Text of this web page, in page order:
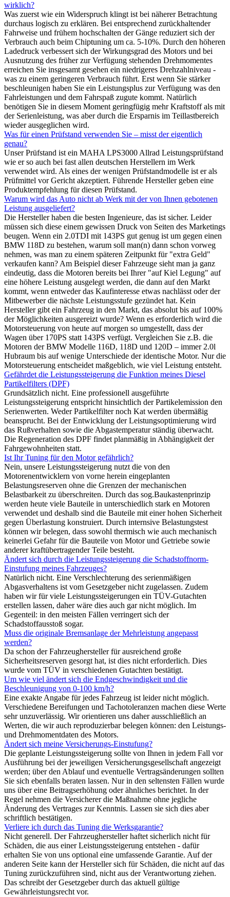
wirklich?
Was zuerst wie ein Widerspruch klingt ist bei näherer Betrachtung
durchaus logisch zu erklären. Bei entsprechend zurückhaltender
Fahrweise und frühem hochschalten der Gänge reduziert sich der
Verbrauch auch beim Chiptuning um ca. 5-10%. Durch den höheren
Ladedruck verbessert sich der Wirkungsgrad des Motors und bei
Ausnutzung des früher zur Verfügung stehenden Drehmomentes
erreichen Sie insgesamt gesehen ein niedrigeres Drehzahlniveau -
was zu einem geringeren Verbrauch führt. Erst wenn Sie stärker
beschleunigen haben Sie ein Leistungsplus zur Verfügung was den
Fahrleistungen und dem Fahrspaß zugute kommt. Natürlich
benötigen Sie in diesem Moment geringfügig mehr Kraftstoff als mit
der Serienleistung, was aber durch die Ersparnis im Teillastbereich
wieder ausgeglichen wird.
Was für einen Prüfstand verwenden Sie – misst der eigentlich
genau?
Unser Prüfstand ist ein MAHA LPS3000 Allrad Leistungsprüfstand
wie er so auch bei fast allen deutschen Herstellern im Werk
verwendet wird. Als eines der wenigen Prüfstandmodelle ist er als
Prüfmittel vor Gericht akzeptiert. Führende Hersteller geben eine
Produktempfehlung für diesen Prüfstand.
Warum wird das Auto nicht ab Werk mit der von Ihnen gebotenen
Leistung ausgeliefert?
Die Hersteller haben die besten Ingenieure, das ist sicher. Leider
müssen sich diese einem gewissen Druck von Seiten des Marketings
beugen. Wenn ein 2.0TDI mit 143PS gut genug ist um gegen einen
BMW 118D zu bestehen, warum soll man(n) dann schon vorweg
nehmen, was man zu einem späteren Zeitpunkt für "extra Geld"
verkaufen kann? Am Beispiel dieser Fahrzeuge sieht man ja ganz
eindeutig, dass die Motoren bereits bei Ihrer "auf Kiel Legung" auf
eine höhere Leistung ausgelegt werden, die dann auf den Markt
kommt, wenn entweder das Kaufinteresse etwas nachlässt oder der
Mitbewerber die nächste Leistungsstufe gezündet hat. Kein
Hersteller gibt ein Fahrzeug in den Markt, das absolut bis auf 100%
der Möglichkeiten ausgereizt wurde? Wenn es erforderlich wird die
Motorsteuerung von heute auf morgen so umgestellt, dass der
Wagen über 170PS statt 143PS verfügt. Vergleichen Sie z.B. die
Motoren der BMW Modelle 116D, 118D und 120D – immer 2.0l
Hubraum bis auf wenige Unterschiede der identische Motor. Nur die
Motorsteuerung entscheidet maßgeblich, wie viel Leistung entsteht.
Gefährdet die Leistungssteigerung die Funktion meines Diesel
Partikelfilters (DPF)
Grundsätzlich nicht. Eine professionell ausgeführte
Leistungssteigerung entspricht hinsichtlich der Partikelemission den
Serienwerten. Weder Partikelfilter noch Kat werden übermäßig
beansprucht. Bei der Entwicklung der Leistungsoptimierung wird
das Rußverhalten sowie die Abgastemperatur ständig überwacht.
Die Regeneration des DPF findet planmäßig in Abhängigkeit der
Fahrgewohnheiten statt.
Ist Ihr Tuning für den Motor gefährlich?
Nein, unsere Leistungssteigerung nutzt die von den
Motorenentwicklern von vorne herein eingeplanten
Belastungsreserven ohne die Grenzen der mechanischen
Belastbarkeit zu überschreiten. Durch das sog.Baukastenprinzip
werden heute viele Bauteile in unterschiedlich stark en Motoren
verwendet und deshalb sind die Bauteile mit einer hohen Sicherheit
gegen Überlastung konstruiert. Durch internsive Belastungstest
können wir belegen, dass sowohl thermisch wie auch mechanisch
keinerlei Gefahr für die Bauteile von Motor und Getriebe sowie
anderer kraftübertragender Teile besteht.
Ändert sich durch die Leistungssteigerung die Schadstoffnorm-
Einstufung meines Fahrzeuges?
Natürlich nicht. Eine Verschlechterung des serienmäßigen
Abgasverhaltens ist vom Gesetzgeber nicht zugelassen. Zudem
haben wir für viele Leistungssteigerungen ein TÜV-Gutachten
erstellen lassen, daher wäre dies auch gar nicht möglich. Im
Gegenteil: in den meisten Fällen verringert sich der
Schadstoffausstoß sogar.
Muss die originale Bremsanlage der Mehrleistung angepasst
werden?
Da schon der Fahrzeughersteller für ausreichend große
Sicherheitsreserven gesorgt hat, ist dies nicht erforderlich. Dies
wurde vom TÜV in verschiedenen Gutachten bestätigt.
Um wie viel ändert sich die Endgeschwindigkeit und die
Beschleunigung von 0-100 km/h?
Eine exakte Angabe für jedes Fahrzeug ist leider nicht möglich.
Verschiedene Bereifungen und Tachotoleranzen machen diese Werte
sehr unzuverlässig. Wir orientieren uns daher ausschließlich an
Werten, die wir auch reproduzierbar belegen können: den Leistungs-
und Drehmomentdaten des Motors.
Ändert sich meine Versicherungs-Einstufung?
Die geplante Leistungssteigerung sollte von Ihnen in jedem Fall vor
Ausführung bei der jeweiligen Versicherungsgesellschaft angezeigt
werden; über den Ablauf und eventuelle Vertragsänderungen sollten
Sie sich ebenfalls beraten lassen. Nur in den seltensten Fällen wurde
uns über eine Beitragserhöhung oder ähnliches berichtet. In der
Regel nehmen die Versicherer die Maßnahme ohne jegliche
Änderung des Vertrages zur Kenntnis. Lassen sie sich dies aber
schriftlich bestätigen.
Verliere ich durch das Tuning die Werksgarantie?
Nicht generell. Der Fahrzeughersteller haftet sicherlich nicht für
Schäden, die aus einer Leistungssteigerung entstehen - dafür
erhalten Sie von uns optional eine umfassende Garantie. Auf der
anderen Seite kann der Hersteller sich für Schäden, die nicht auf das
Tuning zurückzuführen sind, nicht aus der Verantwortung ziehen.
Das schreibt der Gesetzgeber durch das aktuell gültige
Gewährleistungsrecht vor.